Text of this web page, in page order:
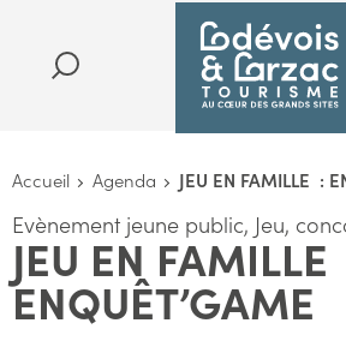
Accueil Agenda JEU EN FAMILLE :
Evènement jeune public, Jeu,
JEU EN
ENQUÊT’GAME